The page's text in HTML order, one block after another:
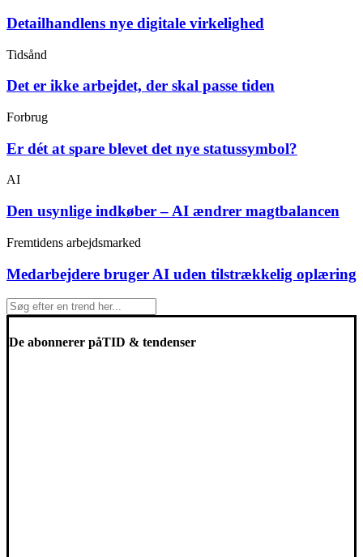
Detailhandlens nye digitale virkelighed
Tidsånd
Det er ikke arbejdet, der skal passe tiden
Forbrug
Er dét at spare blevet det nye statussymbol?
AI
Den usynlige indkøber – AI ændrer magtbalancen
Fremtidens arbejdsmarked
Medarbejdere bruger AI uden tilstrækkelig oplæring
De abonnerer påTID & tendenser